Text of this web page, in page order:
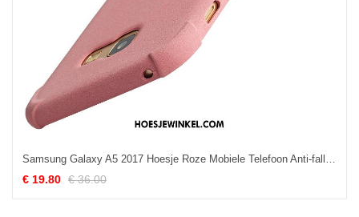
Samsung Galaxy A5 2017 Hoesje Roze Mobiele Telefoon Anti-fall, Samsung Galaxy A5 2017 Hoesje Siliconen Schrobben
€ 19.80 € 36.00